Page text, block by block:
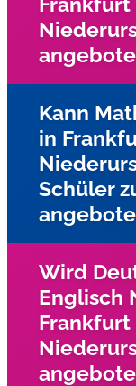
Umgebung
Hause an
Ja, für Kinder
Einzelunterricht
speziellen
angeboten. In
der Universität
vielfach bewährt.
Kann
in
Schüler
Unsere
Niederursel zu
Mathe Nachhilfe
Wird
Englisch
Frankfurt